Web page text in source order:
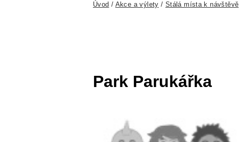
Úvod / Akce a výlety / Stálá místa k návštěvě
Park Parukářka